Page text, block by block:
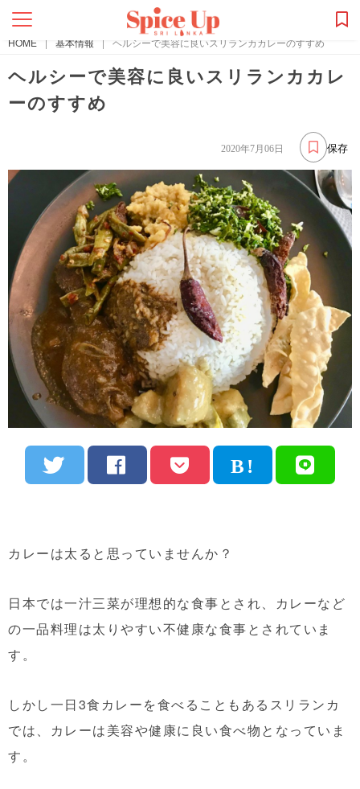
HOME | 基本情報 | ヘルシーで美容に良いスリランカカレーのすすめ
ヘルシーで美容に良いスリランカカレ
ーのすすめ
保存
2020年7月06日
カレーは太ると思っていませんか？
日本では一汁三菜が理想的な食事とされ、カレーなど
の一品料理は太りやすい不健康な食事とされていま
す。
しかし一日3食カレーを食べることもあるスリランカ
では、カレーは美容や健康に良い食べ物となっていま
す。